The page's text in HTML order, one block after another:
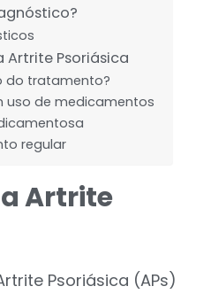
Psoriásica
do tratamento?
uso de medicamentos
regular
Artrite
Psoriásica (APs)